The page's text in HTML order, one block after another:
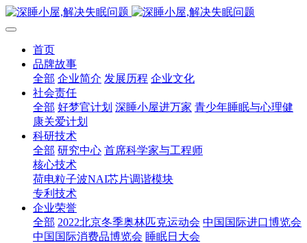
首页
品牌故事
全部 企业简介 发展历程 企业文化
社会责任
全部 好梦官计划 深睡小屋进万家 青少年睡眠与心理健
康关爱计划
科研技术
全部 研究中心 首席科学家与工程师
核心技术
荷电粒子波NAI芯片调谐模块
专利技术
企业荣誉
全部 2022北京冬季奥林匹克运动会 中国国际进口博览会
中国国际消费品博览会 睡眠日大会